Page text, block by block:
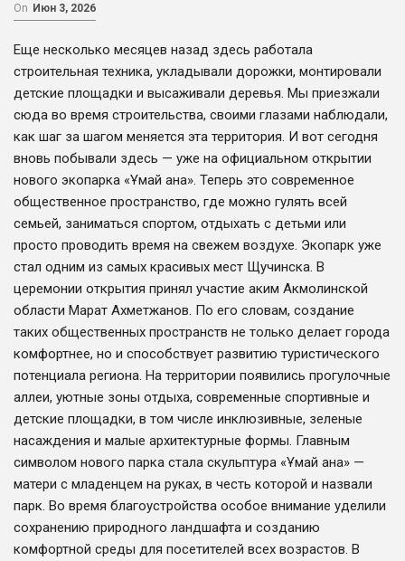
On Июн 3, 2026
Еще несколько месяцев назад здесь работала
строительная техника, укладывали дорожки, монтировали
детские площадки и высаживали деревья. Мы приезжали
сюда во время строительства, своими глазами наблюдали,
как шаг за шагом меняется эта территория. И вот сегодня
вновь побывали здесь — уже на официальном открытии
нового экопарка «Ұмай ана». Теперь это современное
общественное пространство, где можно гулять всей
семьей, заниматься спортом, отдыхать с детьми или
просто проводить время на свежем воздухе. Экопарк уже
стал одним из самых красивых мест Щучинска. В
церемонии открытия принял участие аким Акмолинской
области Марат Ахметжанов. По его словам, создание
таких общественных пространств не только делает города
комфортнее, но и способствует развитию туристического
потенциала региона. На территории появились прогулочные
аллеи, уютные зоны отдыха, современные спортивные и
детские площадки, в том числе инклюзивные, зеленые
насаждения и малые архитектурные формы. Главным
символом нового парка стала скульптура «Ұмай ана» —
матери с младенцем на руках, в честь которой и назвали
парк. Во время благоустройства особое внимание уделили
сохранению природного ландшафта и созданию
комфортной среды для посетителей всех возрастов. В